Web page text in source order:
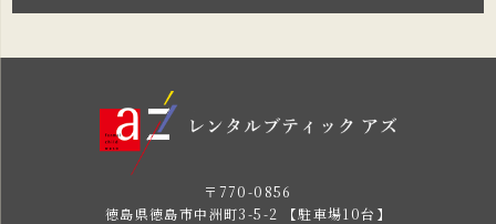
〒770-0856
徳島県徳島市中洲町3-5-2 【駐車場10台】